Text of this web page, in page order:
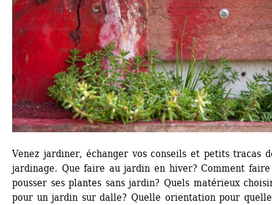
Venez jardiner, échanger vos conseils et petits tracas
jardinage. Que faire au jardin en hiver? Comment faire
pousser ses plantes sans jardin? Quels matérieux
pour un jardin sur dalle? Quelle orientation pour quelle